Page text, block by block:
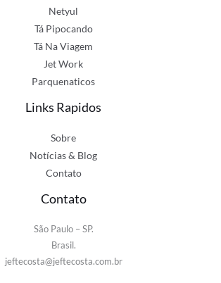
Netyul
Tá Pipocando
Tá Na Viagem
Jet Work
Parquenaticos
Links Rapidos
Sobre
Notícias & Blog
Contato
Contato
São Paulo – SP.
Brasil.
jeftecosta@jeftecosta.com.br